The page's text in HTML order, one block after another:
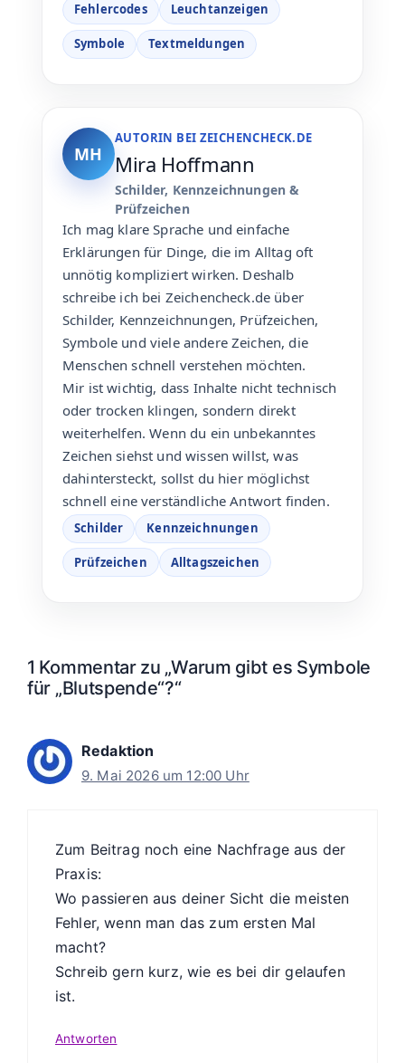
Fehlercodes Leuchtanzeigen
Symbole Textmeldungen
MH
AUTORIN BEI ZEICHENCHECK.DE
Mira Hoffmann
Schilder, Kennzeichnungen &
Prüfzeichen
Ich mag klare Sprache und einfache
Erklärungen für Dinge, die im Alltag oft
unnötig kompliziert wirken. Deshalb
schreibe ich bei Zeichencheck.de über
Schilder, Kennzeichnungen, Prüfzeichen,
Symbole und viele andere Zeichen, die
Menschen schnell verstehen möchten.
Mir ist wichtig, dass Inhalte nicht technisch
oder trocken klingen, sondern direkt
weiterhelfen. Wenn du ein unbekanntes
Zeichen siehst und wissen willst, was
dahintersteckt, sollst du hier möglichst
schnell eine verständliche Antwort finden.
Schilder Kennzeichnungen
Prüfzeichen Alltagszeichen
1 Kommentar zu „Warum gibt es Symbole
für „Blutspende“?“
Redaktion
9. Mai 2026 um 12:00 Uhr
Zum Beitrag noch eine Nachfrage aus der
Praxis:
Wo passieren aus deiner Sicht die meisten
Fehler, wenn man das zum ersten Mal
macht?
Schreib gern kurz, wie es bei dir gelaufen
ist.
Antworten